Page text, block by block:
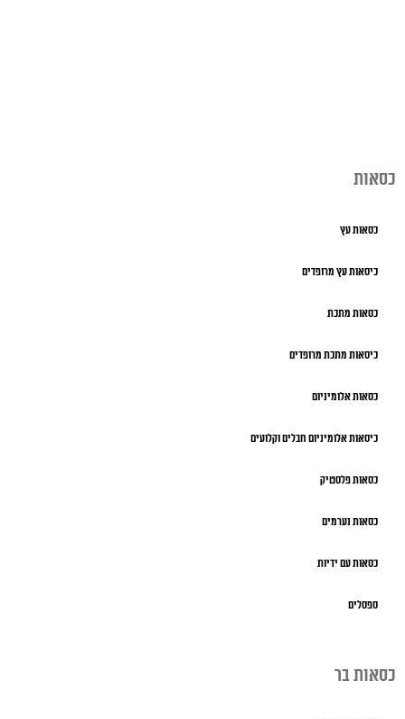
כסאות
כסאות עץ
כיסאות עץ מרופדים
כסאות מתכת
כיסאות מתכת מרופדים
כסאות אלומיניום
כיסאות אלומיניום חבלים וקלועים
כסאות פלסטיק
כסאות נערמים
כסאות עם ידיות
ספסלים
כסאות בר